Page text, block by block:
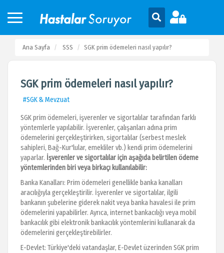
Ana Sayfa SSS SGK prim ödemeleri nasıl yapılır?
SGK prim ödemeleri nasıl yapılır?
#SGK & Mevzuat
SGK prim ödemeleri, işverenler ve sigortalılar tarafından farklı
yöntemlerle yapılabilir. İşverenler, çalışanları adına prim
ödemelerini gerçekleştirirken, sigortalılar (serbest meslek
sahipleri, Bağ-Kur'lular, emekliler vb.) kendi prim ödemelerini
yaparlar. İşverenler ve sigortalılar için aşağıda belirtilen ödeme
yöntemlerinden biri veya birkaçı kullanılabilir:
Banka Kanalları: Prim ödemeleri genellikle banka kanalları
aracılığıyla gerçekleştirilir. İşverenler ve sigortalılar, ilgili
bankanın şubelerine giderek nakit veya banka havalesi ile prim
ödemelerini yapabilirler. Ayrıca, internet bankacılığı veya mobil
bankacılık gibi elektronik bankacılık yöntemlerini kullanarak da
ödemelerini gerçekleştirebilirler.
E-Devlet: Türkiye'deki vatandaşlar, E-Devlet üzerinden SGK prim